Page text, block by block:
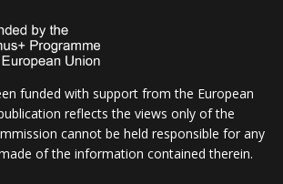
funded with support from the European
reflects the views only of the
cannot be held responsible for any
of the information contained therein.